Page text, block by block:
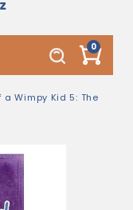
0
a Wimpy Kid 5: The